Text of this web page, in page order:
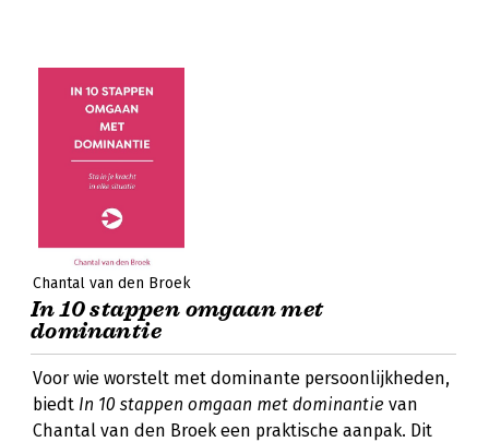
Chantal van den Broek
In 10 stappen omgaan met
dominantie
Voor wie worstelt met dominante persoonlijkheden,
biedt In 10 stappen omgaan met dominantie van
Chantal van den Broek een praktische aanpak. Dit